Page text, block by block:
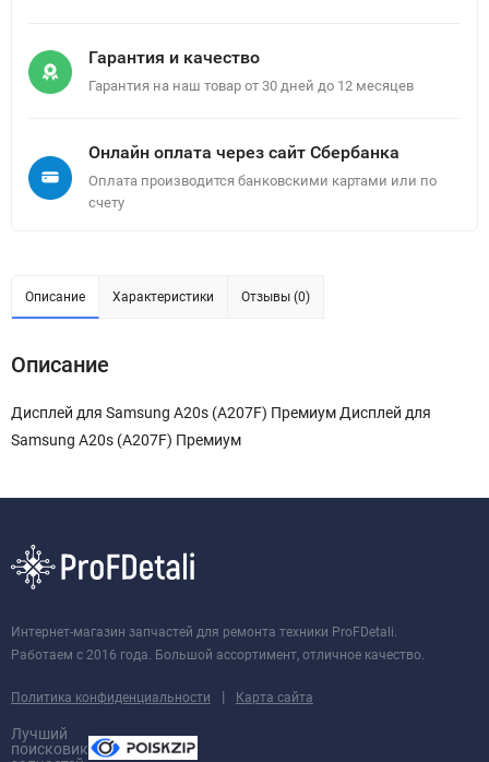
Гарантия и качество
Гарантия на наш товар от 30 дней до 12 месяцев
Онлайн оплата через сайт Сбербанка
Оплата производится банковскими картами или по
счету
Описание Характеристики Отзывы (0)
Описание
Дисплей для Samsung A20s (A207F) Премиум Дисплей для
Samsung A20s (A207F) Премиум
Интернет-магазин запчастей для ремонта техники ProFDetali.
Работаем с 2016 года. Большой ассортимент, отличное качество.
Политика конфиденциальности | Карта сайта
Лучший
поисковик